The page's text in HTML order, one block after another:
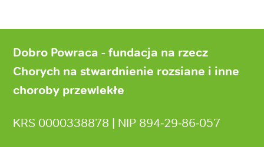
stronyDobro Powraca - fundacja na rzecz
Chorych na stwardnienie rozsiane i inne
choroby przewlekłe
KRS 0000338878 | NIP 894‑29‑86‑057